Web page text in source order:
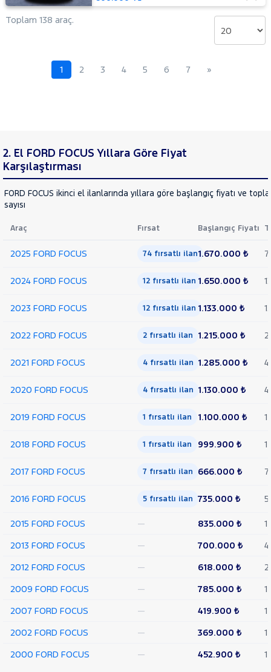
OTOMATIK
2.0
RAPTOR
TOURNEO
CONNECT
TOURNEO
COURIER
TOURNEO
JOURNEY
CUSTOM
TRANSIT
CUSTOM
HONDA
Iveco
KIA
MINI
NISSAN
OPEL
PEUGEOT
RENAULT
Toplam 138 araç.
1 2 3 4 5 6 7 »
2. El FORD FOCUS Yıllara Göre Fiyat
Karşılaştırması
FORD FOCUS ikinci el ilanlarında yıllara göre başlangıç fiyatı ve
sayısı
Araç Fırsat Başlangıç Fiyatı
2025 FORD FOCUS 74 fırsatlı ilan1.670.000 ₺
2024 FORD FOCUS 12 fırsatlı ilan 1.650.000 ₺
2023 FORD FOCUS 12 fırsatlı ilan 1.133.000 ₺
2022 FORD FOCUS 2 fırsatlı ilan 1.215.000 ₺ 2
2021 FORD FOCUS 4 fırsatlı ilan 1.285.000 ₺ 4
2020 FORD FOCUS 4 fırsatlı ilan 1.130.000 ₺ 4
2019 FORD FOCUS 1 fırsatlı ilan 1.100.000 ₺ 1
2018 FORD FOCUS 1 fırsatlı ilan 999.900 ₺ 1
2017 FORD FOCUS 7 fırsatlı ilan 666.000 ₺ 7
2016 FORD FOCUS 5 fırsatlı ilan 735.000 ₺ 5
2015 FORD FOCUS — 835.000 ₺
1
2013 FORD FOCUS
— 700.000 ₺
4
2012 FORD FOCUS
— 618.000 ₺
2
2009 FORD FOCUS
— 785.000 ₺
1
2007 FORD FOCUS
— 419.900 ₺
1
2002 FORD FOCUS
— 369.000 ₺
1
2000 FORD FOCUS
— 452.900 ₺ 1